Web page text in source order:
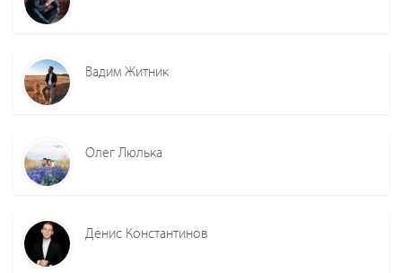
Вадим Житник
Олег Люлька
Денис Константинов